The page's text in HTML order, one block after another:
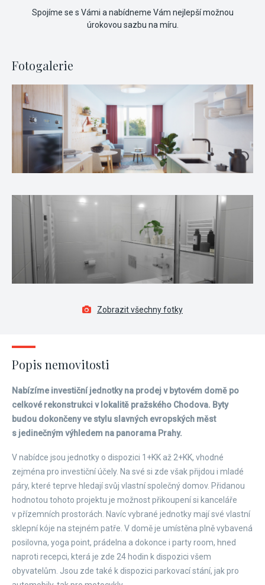
Spojíme se s Vámi a nabídneme Vám nejlepší možnou
úrokovou sazbu na míru.
Fotogalerie
Zobrazit všechny fotky
Popis nemovitosti
Nabízíme investiční jednotky na prodej v bytovém domě po
celkové rekonstrukci v lokalitě pražského Chodova. Byty
budou dokončeny ve stylu slavných evropských měst
s jedinečným výhledem na panorama Prahy.
V nabídce jsou jednotky o dispozici 1+KK až 2+KK, vhodné
zejména pro investiční účely. Na své si zde však přijdou i mladé
páry, které teprve hledají svůj vlastní společný domov. Přidanou
hodnotou tohoto projektu je možnost přikoupení si kanceláře
v přízemních prostorách. Navíc vybrané jednotky mají své vlastní
sklepní kóje na stejném patře. V domě je umístěna plně vybavená
posilovna, yoga point, prádelna a dokonce i party room, hned
naproti recepci, která je zde 24 hodin k dispozici všem
obyvatelům. Jsou zde také k dispozici parkovací stání, jak pro